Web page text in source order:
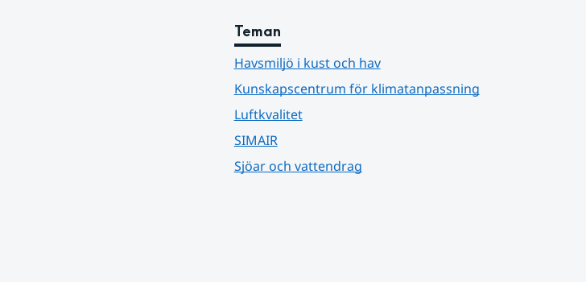
Teman
Havsmiljö i kust och hav
Kunskapscentrum för klimatanpassning
Luftkvalitet
SIMAIR
Sjöar och vattendrag